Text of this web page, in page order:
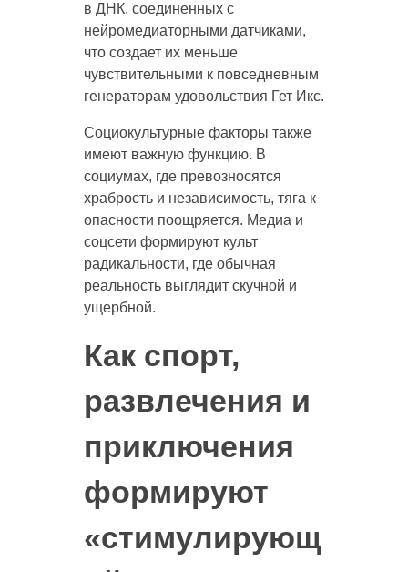
в ДНК, соединенных с
нейромедиаторными датчиками,
что создает их меньше
чувствительными к повседневным
генераторам удовольствия Гет Икс.
Социокультурные факторы также
имеют важную функцию. В
социумах, где превозносятся
храбрость и независимость, тяга к
опасности поощряется. Медиа и
соцсети формируют культ
радикальности, где обычная
реальность выглядит скучной и
ущербной.
Как спорт,
развлечения и
приключения
формируют
«стимулирующ